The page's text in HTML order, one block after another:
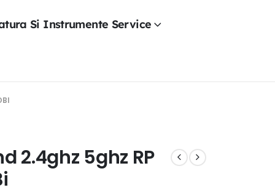
Si Instrumente Service
2.4ghz 5ghz RP